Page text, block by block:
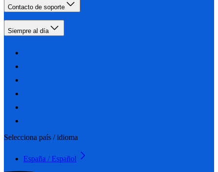
Contacto de soporte
Siempre al día
Selecciona país / idioma
España / Español